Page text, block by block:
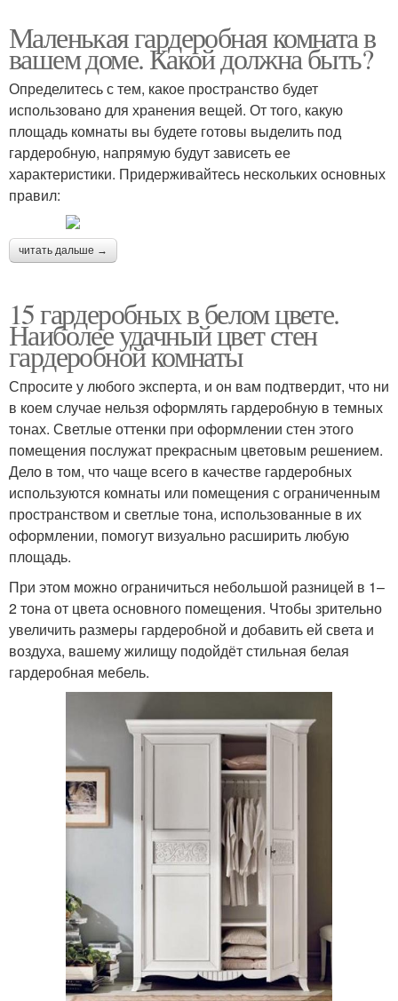
Маленькая гардеробная комната в
вашем доме. Какой должна быть?
Определитесь с тем, какое пространство будет
использовано для хранения вещей. От того, какую
площадь комнаты вы будете готовы выделить под
гардеробную, напрямую будут зависеть ее
характеристики. Придерживайтесь нескольких основных
правил:
читать дальше →
15 гардеробных в белом цвете.
Наиболее удачный цвет стен
гардеробной комнаты
Спросите у любого эксперта, и он вам подтвердит, что ни
в коем случае нельзя оформлять гардеробную в темных
тонах. Светлые оттенки при оформлении стен этого
помещения послужат прекрасным цветовым решением.
Дело в том, что чаще всего в качестве гардеробных
используются комнаты или помещения с ограниченным
пространством и светлые тона, использованные в их
оформлении, помогут визуально расширить любую
площадь.
При этом можно ограничиться небольшой разницей в 1–
2 тона от цвета основного помещения. Чтобы зрительно
увеличить размеры гардеробной и добавить ей света и
воздуха, вашему жилищу подойдёт стильная белая
гардеробная мебель.